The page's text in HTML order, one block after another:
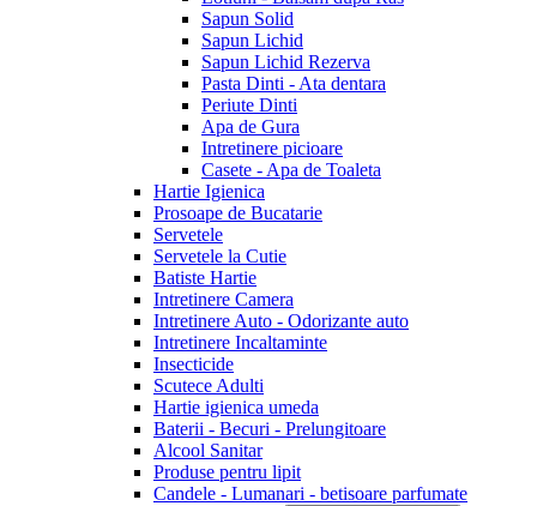
Sapun Solid
Sapun Lichid
Sapun Lichid Rezerva
Pasta Dinti - Ata dentara
Periute Dinti
Apa de Gura
Intretinere picioare
Casete - Apa de Toaleta
Hartie Igienica
Prosoape de Bucatarie
Servetele
Servetele la Cutie
Batiste Hartie
Intretinere Camera
Intretinere Auto - Odorizante auto
Intretinere Incaltaminte
Insecticide
Scutece Adulti
Hartie igienica umeda
Baterii - Becuri - Prelungitoare
Alcool Sanitar
Produse pentru lipit
Candele - Lumanari - betisoare parfumate